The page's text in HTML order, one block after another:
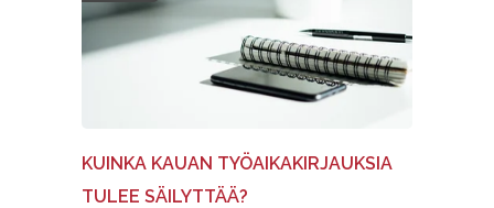
KUINKA KAUAN TYÖAIKAKIRJAUKSIA
TULEE SÄILYTTÄÄ?